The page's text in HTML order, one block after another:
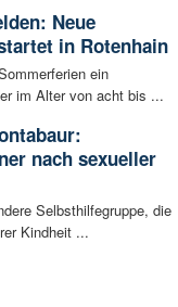
Neue
in Rotenhain
ein
im Alter von acht bis ...
nach sexueller
Selbsthilfegruppe, die
Kindheit ...